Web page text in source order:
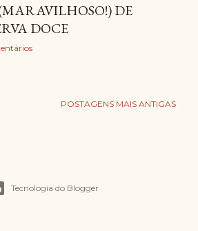
DE
DOCE
POSTAGENS MAIS ANTIGAS
Tecnologia do Blogger